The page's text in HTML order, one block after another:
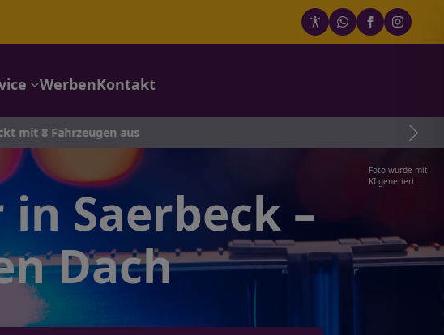
WerbenKontakt
Fahrzeugen aus
Foto wurde mit
KI generiert
Saerbeck –
Dach